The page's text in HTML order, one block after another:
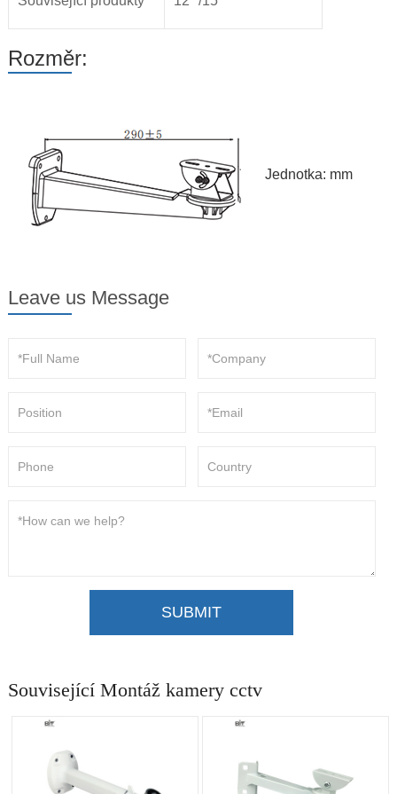
Rozměr:
Jednotka: mm
Leave us Message
SUBMIT
Související Montáž kamery cctv